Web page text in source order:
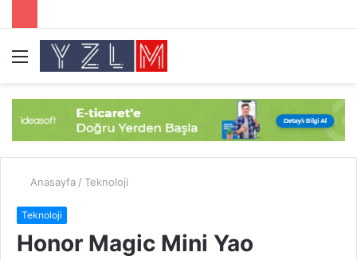
Menü
Anasayfa / Teknoloji
Teknoloji
Honor Magic Mini Yao